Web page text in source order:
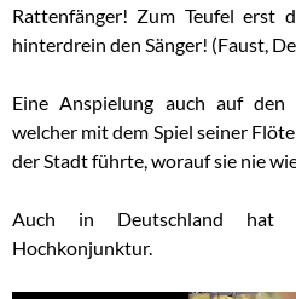
Rattenfänger! Zum Teufel erst
hinterdrein den Sänger! (Faust,
Eine Anspielung auch auf den
welcher mit dem Spiel seiner
der Stadt führte, worauf sie nie
Auch in Deutschland hat
Hochkonjunktur.